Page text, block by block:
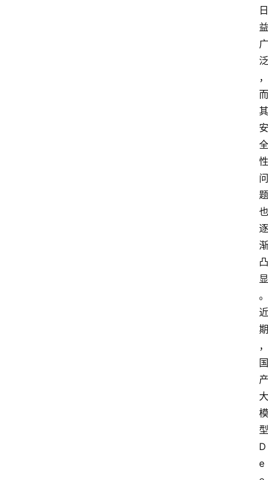
日
益
广
泛
，
而
其
安
全
性
问
题
也
逐
渐
凸
显
。
近
期
，
国
产
大
模
型
D
e